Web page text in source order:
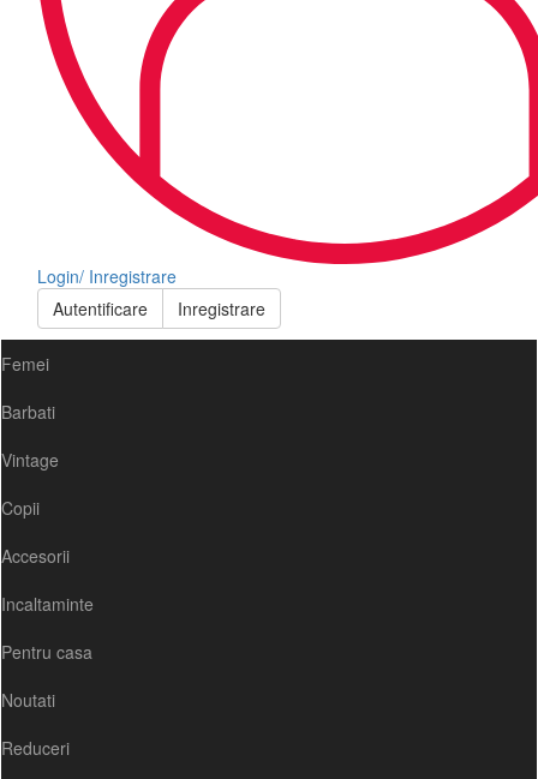
Login/ Inregistrare
Autentificare
Inregistrare
Femei
Barbati
Vintage
Copii
Accesorii
Incaltaminte
Pentru casa
Noutati
Reduceri